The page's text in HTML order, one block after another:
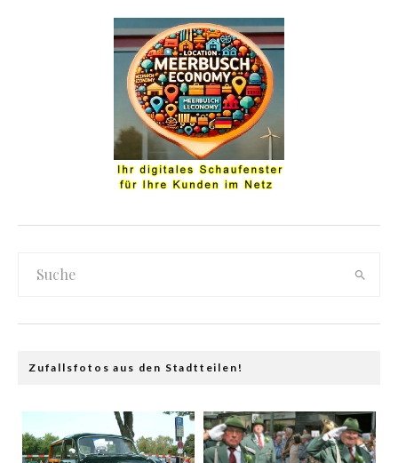
Zufallsfotos aus den Stadtteilen!